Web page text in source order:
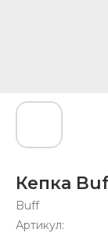
Кепка
Buff
Артикул: